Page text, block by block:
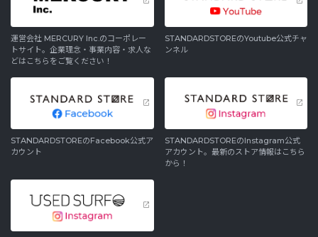
運営会社 MERCURY Inc.のコーポレー
トサイト。企業理念・事業内容・求人な
どはこちらをご覧ください！
STANDARDSTOREのYoutube公式チャ
ンネル
STANDARDSTOREのFacebook公式ア
カウント
STANDARDSTOREのInstagram公式
アカウント。最新のストア情報はこちら
から！